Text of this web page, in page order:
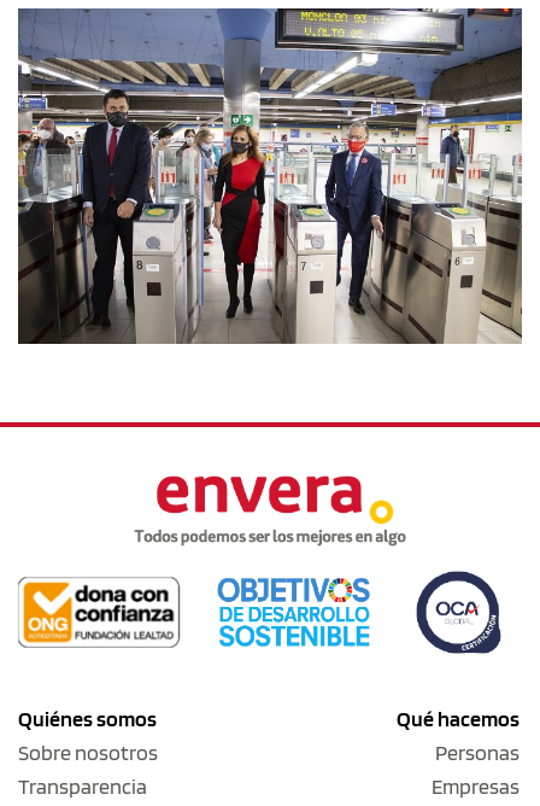
Quiénes somos
Sobre nosotros
Transparencia
Qué hacemos
Personas
Empresas